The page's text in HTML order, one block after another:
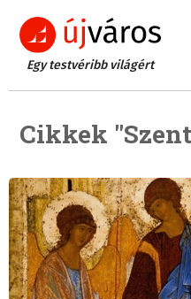
Egy testvéribb világért
Cikkek